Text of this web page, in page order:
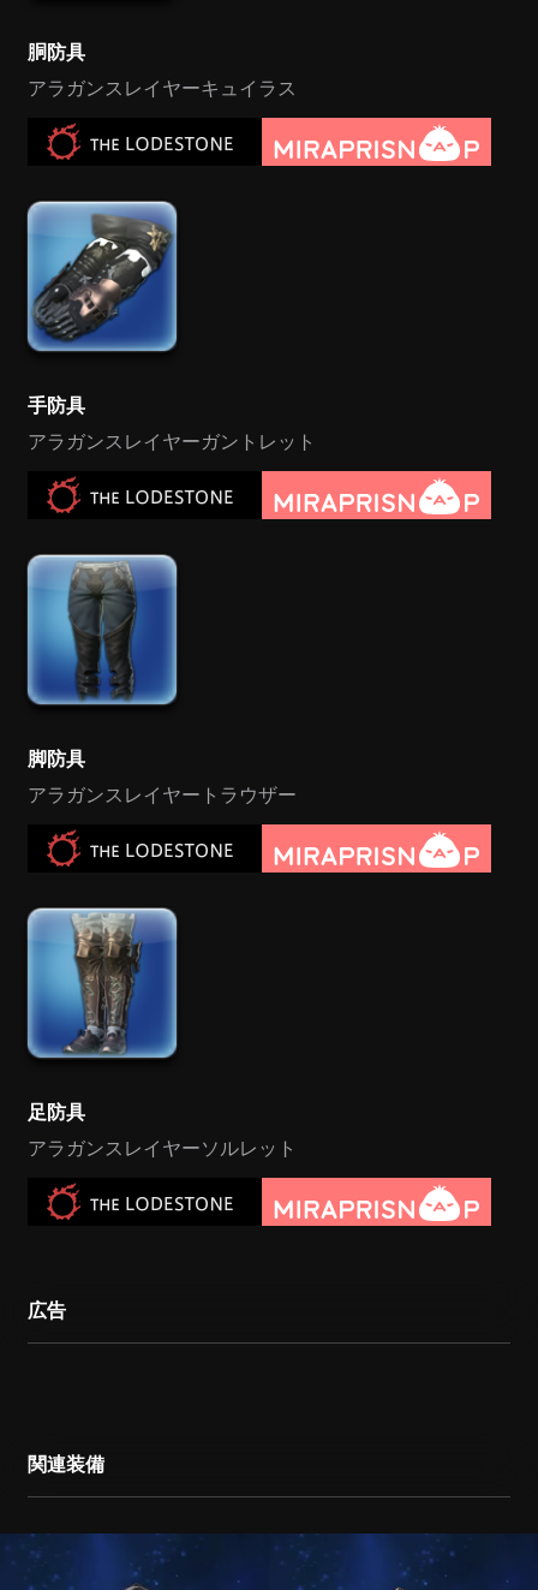
胴防具
アラガンスレイヤーキュイラス
手防具
アラガンスレイヤーガントレット
脚防具
アラガンスレイヤートラウザー
足防具
アラガンスレイヤーソルレット
広告
関連装備